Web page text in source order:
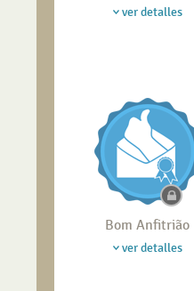
ver detalles
Bom Anfitrião
ver detalles